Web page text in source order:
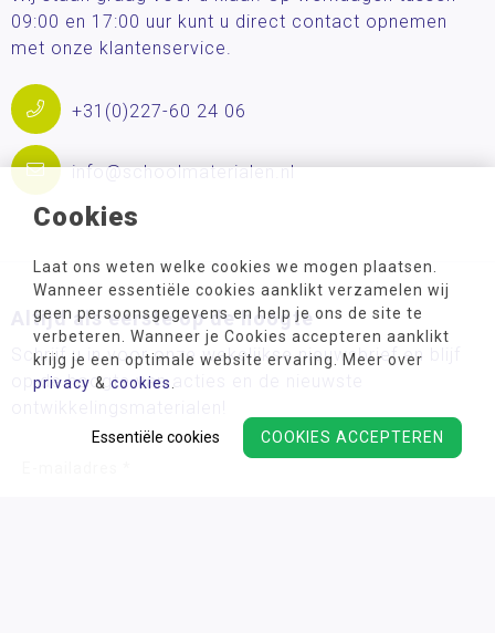
Cookies
Laat ons weten welke cookies we mogen plaatsen.
Wanneer essentiële cookies aanklikt verzamelen wij
geen persoonsgegevens en help je ons de site te
verbeteren. Wanneer je Cookies accepteren aanklikt
krijg je een optimale website ervaring. Meer over
privacy & cookies
COOKIES ACCEPTEREN
Essentiële cookies
09:00 en 17:00 uur kunt u direct contact opnemen
met onze klantenservice.
+31(0)227-60 24 06
info@schoolmaterialen.nl
Altijd als eerste op de hoogte
Schrijf u in voor onze wekelijkse nieuwsbrief en blijf
op de hoogte van acties en de nieuwste